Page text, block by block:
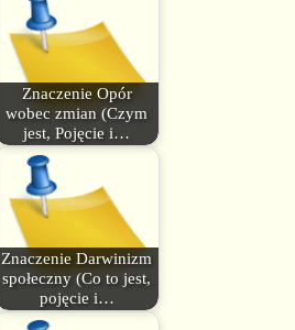
Znaczenie Opór
wobec zmian (Czym
jest, Pojęcie i…
Znaczenie Darwinizm
społeczny (Co to jest,
pojęcie i…